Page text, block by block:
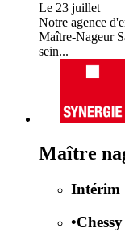
Le 23 juillet
Notre agence
Maître-Nageur
sein...
Maître
Intérim
•